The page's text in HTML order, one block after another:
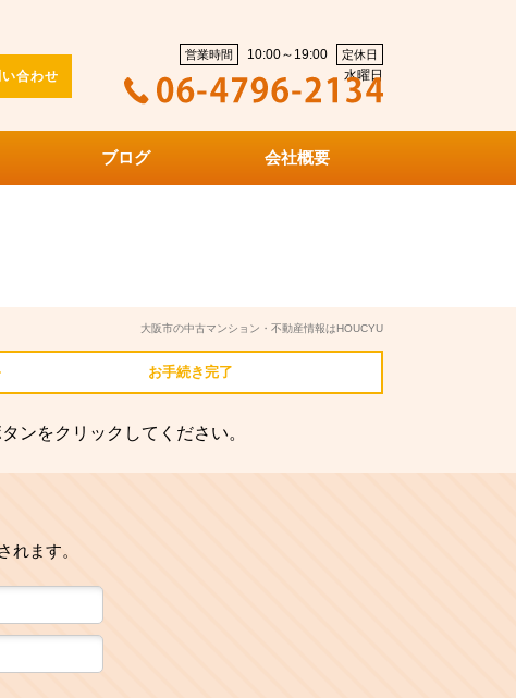
合わせ
営業時間 10:00～19:00 定休日
水曜日
ブログ 会社概要
大阪市の中古マンション・不動産情報はHOUCYU
お手続き完了
ンをクリックしてください。
れます。